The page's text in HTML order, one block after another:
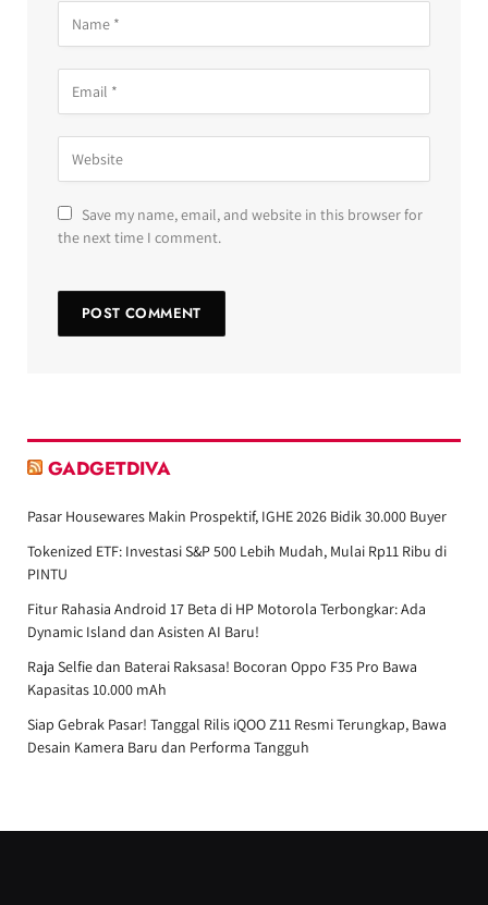
Save my name, email, and website in this browser for
the next time I comment.
GADGETDIVA
Pasar Housewares Makin Prospektif, IGHE 2026 Bidik 30.000 Buyer
Tokenized ETF: Investasi S&P 500 Lebih Mudah, Mulai Rp11 Ribu di
PINTU
Fitur Rahasia Android 17 Beta di HP Motorola Terbongkar: Ada
Dynamic Island dan Asisten AI Baru!
Raja Selfie dan Baterai Raksasa! Bocoran Oppo F35 Pro Bawa
Kapasitas 10.000 mAh
Siap Gebrak Pasar! Tanggal Rilis iQOO Z11 Resmi Terungkap, Bawa
Desain Kamera Baru dan Performa Tangguh